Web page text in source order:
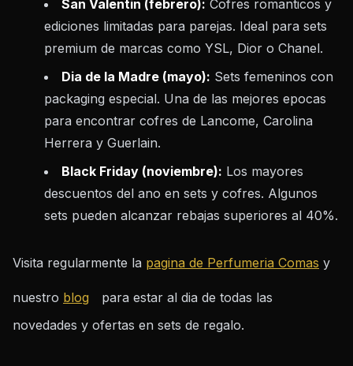
San Valentin (febrero): Cofres romanticos y
ediciones limitadas para parejas. Ideal para sets
premium de marcas como YSL, Dior o Chanel.
Dia de la Madre (mayo): Sets femeninos con
packaging especial. Una de las mejores epocas
para encontrar cofres de Lancome, Carolina
Herrera y Guerlain.
Black Friday (noviembre): Los mayores
descuentos del ano en sets y cofres. Algunos
sets pueden alcanzar rebajas superiores al 40%.
Visita regularmente la pagina de Perfumeria Comas y
nuestro blog
para estar al dia de todas las
novedades y ofertas en sets de regalo.